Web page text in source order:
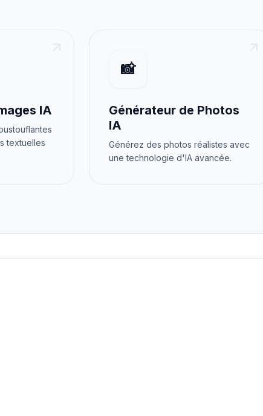
IA
textuelles
📸
Générateur de Photos
IA
Générez des photos réalistes avec
une technologie d'IA avancée.